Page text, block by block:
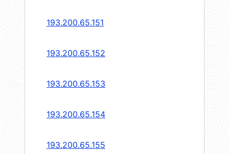
193.200.65.151
193.200.65.152
193.200.65.153
193.200.65.154
193.200.65.155